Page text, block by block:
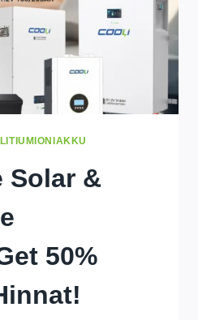
LITIUMIONIAKKU
Solar &
50%